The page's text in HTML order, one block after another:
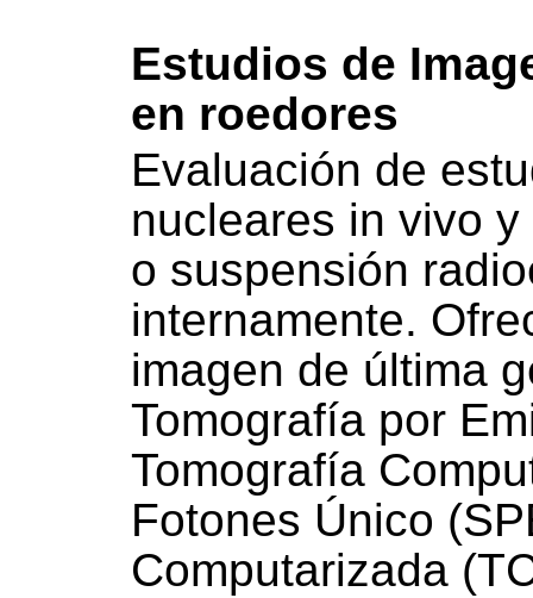
Estudios de
en roedores
Evaluación de
nucleares in vivo
o suspensión
internamente.
imagen de última
Tomografía por
Tomografía
Fotones Único
Computarizada